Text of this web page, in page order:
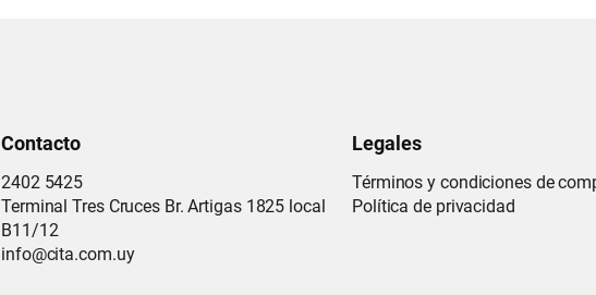
Contacto
2402 5425
Terminal Tres Cruces Br. Artigas 1825 local
B11/12
info@cita.com.uy
Legales
Términos y condiciones de
Política de privacidad